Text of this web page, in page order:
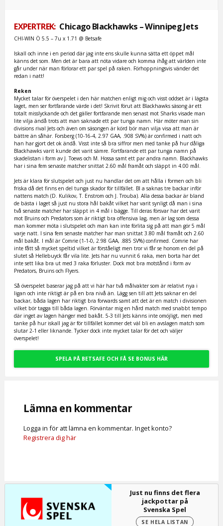
EXPERTREK:Chicago Blackhawks – Winnipeg Jets
CHI-WIN Ö 5.5 – 7u x 1.71 @ Betsafe
Iskall och inne i en period där jag inte ens skulle kunna sätta ett öppet mål
känns det som. Men det är bara att nöta vidare och komma ihåg att världen inte
går under när man förlorar ett par spel på raken. Förhoppningsvis vänder det
redan i natt!
Reken
Mycket talar för överspelet i den här matchen enligt mig och visst oddset är i lägsta
laget, men ser fortfarande värde i det! Skrivit förut att Blackhawks säsong är ett
totalt misslyckande och det gäller fortfarande men senast mot Sharks visade man
lite vilja ändå trots att man saknade ett par tunga namn. Här möter man sin
divisions rival Jets och även om säsongen är körd bör man vilja visa att man är
bättre än såhär. Forsberg (10-16-4, 2.97 GAA, .908 SV%) är confirmed i natt och
han har gjort det ok ändå. Visst inte så bra siffror men med tanke på hur dåliga
Blackhawks varit kunde det varit sämre. Fortfarande ett par tunga namn på
skadelistan i form av J. Toews och M. Hossa samt ett par andra namn. Blackhawks
har i sina fem senaste matcher snittat 2.60 mål framåt och släppt in 4.00 mål.
Jets är klara för slutspelet och just nu handlar det om att hålla i formen och bli
friska då det finns en del tunga skador för tillfället. Bl a saknas tre backar inför
nattens match (D. Kulikov, T. Enstrom och J. Trouba). Alla dessa backar är bland
de bästa i laget så just nu stora hål bakåt vilket har varit synligt då man i sina
två senaste matcher har släppt in 4 mål i bägge. Till deras försvar har det varit
mot Bruins och Predators som är riktigt bra offensiva lag, men är lag som dessa
man kommer möta i slutspelet och man kan inte förlita sig på att man gör 5 mål
varje natt. I sina fem senaste matcher har man snittat 3.80 mål framåt och 2.60
mål bakåt. I mål är Comrie (1-1-0, 2.98 GAA, .885 SV%) confirmed. Comrie har
inte fått så mycket speltid vilket är förståeligt men tror vi får se honom en del på
slutet så Hellebuyck får vila lite. Jets har nu vunnit 6 raka, men borta har det
inte sett lika bra ut med 3 raka förluster. Dock mot bra motstånd i form av
Predators, Bruins och Flyers.
Så överspelet baserar jag på att vi här har två målvakter som är relativt nya i
ligan och inte riktigt är på en bra nivå än. Lägg sen till att Jets saknar en del
backar, båda lagen har riktigt bra forwards samt att det är en match i divisionen
vilket bör tagga till båda lagen. Förväntar mig en hård match med snabbt tempo
där inget av lagen hänger med bakåt. 5-3 till Jets känns inte omöjligt, men med
tanke på hur iskall jag är för tillfället kommer det väl bli en avslagen match som
slutar 2-1 eller liknande. Tycker dock inte mycket talar för det och väljer
överspelet!
SPELA PÅ BETSAFE OCH FÅ SE BONUS HÄR
Lämna en kommentar
Logga in för att lämna en kommentar. Inget konto?
Registrera dig här
Just nu finns det flera
jackpottar på
Svenska Spel
SE HELA LISTAN